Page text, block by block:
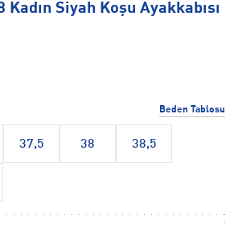
Kadın Siyah Koşu Ayakkabısı
Beden Tablosu
37,5 38 38,5